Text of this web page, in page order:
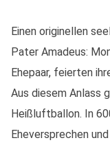
Einen originellen
Pater Amadeus:
Ehepaar, feierten
Aus diesem Anlass
Heißluftballon. In
Eheversprechen